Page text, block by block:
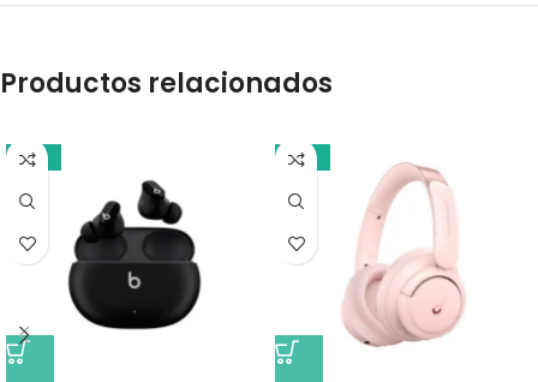
Productos relacionados
-10% -21%